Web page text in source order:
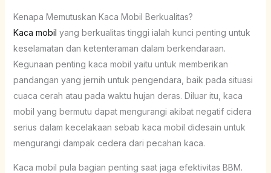
Kenapa Memutuskan Kaca Mobil Berkualitas?
Kaca mobil yang berkualitas tinggi ialah kunci penting untuk
keselamatan dan ketenteraman dalam berkendaraan.
Kegunaan penting kaca mobil yaitu untuk memberikan
pandangan yang jernih untuk pengendara, baik pada situasi
cuaca cerah atau pada waktu hujan deras. Diluar itu, kaca
mobil yang bermutu dapat mengurangi akibat negatif cidera
serius dalam kecelakaan sebab kaca mobil didesain untuk
mengurangi dampak cedera dari pecahan kaca.
Kaca mobil pula bagian penting saat jaga efektivitas BBM.